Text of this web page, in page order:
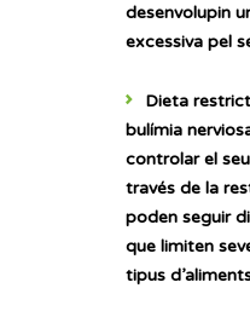
desenvolupin
excessiva pel
Dieta
bulímia
controlar el
través de la
poden seguir
que limiten
tipus